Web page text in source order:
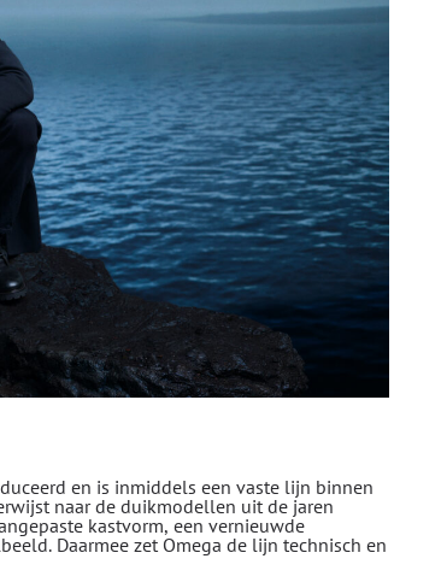
en is inmiddels een vaste lijn binnen
naar de duikmodellen uit de jaren
kastvorm, een vernieuwde
Daarmee zet Omega de lijn technisch en